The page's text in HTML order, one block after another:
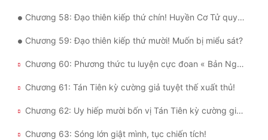
Chương 58: Đạo thiên kiếp thứ chín! Huyền Cơ Tử quyết định?
Chương 59: Đạo thiên kiếp thứ mười! Muốn bị miểu sát?
Chương 60: Phương thức tu luyện cực đoan « Bản Nguyên Đoán Thể Quyết »!
Chương 61: Tán Tiên kỳ cường giả tuyệt thế xuất thủ!
Chương 62: Uy hiếp mười bốn vị Tán Tiên kỳ cường giả tuyệt thế?
Chương 63: Sóng lớn giật mình, tục chiến tích!